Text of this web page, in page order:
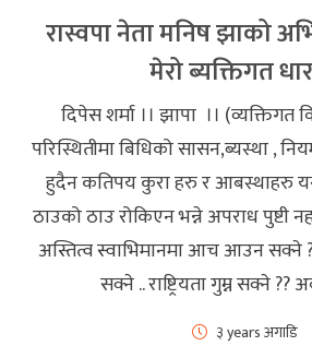
रास्वपा नेता मनिष झाको
मेरो ब्यक्तिगत
दिपेस शर्मा ।। झापा ।। (व्यक्तिगत
परिस्थितीमा बिधिको सासन,ब्यस्था ,
हुदैन कतिपय कुरा हरु र आबस्थाहरु
ठाउको ठाउ रोकिएन भन्ने अपराध पुष्टी
अस्तित्व स्वाभिमानमा आच आउन सक्ने
सक्ने .. राष्ट्रियता गुम्न सक्ने ??
३ years अगाडि